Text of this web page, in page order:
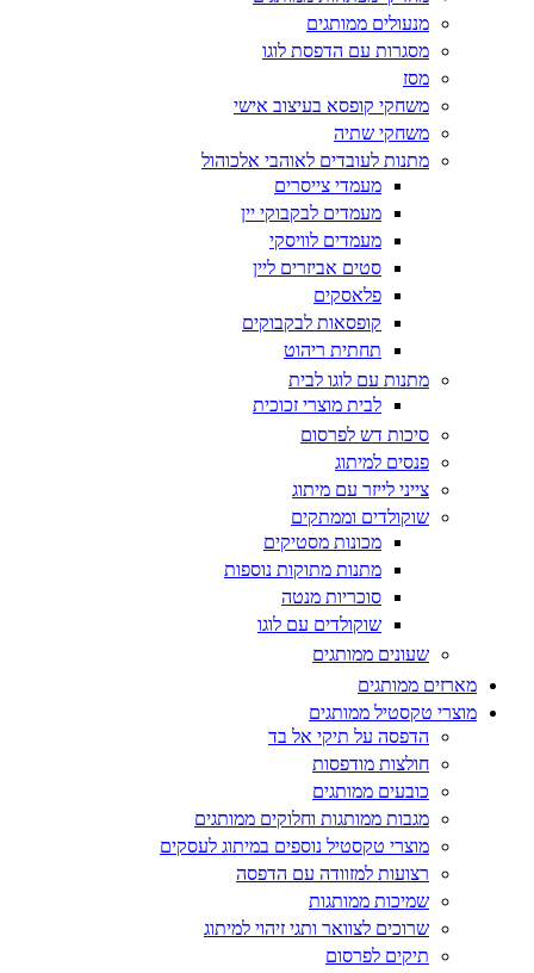
מנעולים ממותגים
מסגרות עם הדפסת לוגו
מסז
משחקי קופסא בעיצוב אישי
משחקי שתיה
מתנות לעובדים לאוהבי אלכוהול
מעמדי צייסרים
מעמדים לבקבוקי יין
מעמדים לוויסקי
סטים אביזרים ליין
פלאסקים
קופסאות לבקבוקים
תחתית ריהוט
מתנות עם לוגו לבית
לבית מוצרי זכוכית
סיכות דש לפרסום
פנסים למיתוג
צייני לייזר עם מיתוג
שוקולדים וממתקים
מכונות מסטיקים
מתנות מתוקות נוספות
סוכריות מנטה
שוקולדים עם לוגו
שעונים ממותגים
מארזים ממותגים
מוצרי טקסטיל ממותגים
הדפסה על תיקי אל בד
חולצות מודפסות
כובעים ממותגים
מגבות ממותגות וחלוקים ממותגים
מוצרי טקסטיל נוספים במיתוג לעסקים
רצועות למזוודה עם הדפסה
שמיכות ממותגות
שרוכים לצוואר ותגי זיהוי למיתוג
תיקים לפרסום